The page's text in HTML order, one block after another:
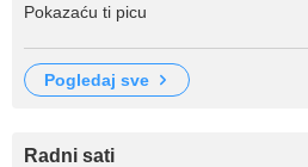
Pokazaću ti picu
pogledaj sve
Radni sati